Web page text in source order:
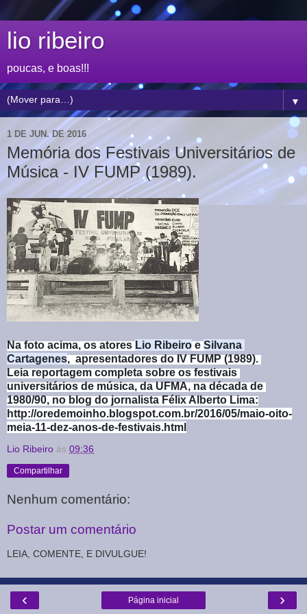
lio ribeiro
poucas, e boas!!!
▼
1 DE JUN. DE 2016
Memória dos Festivais Universitários de
Música - IV FUMP (1989).
Na foto acima, os atores Lio Ribeiro e Silvana
Cartagenes,  apresentadores do IV FUMP (1989).
Leia reportagem completa sobre os festivais
universitários de música, da UFMA, na década de
1980/90, no blog do jornalista Félix Alberto Lima:
http://oredemoinho.blogspot.com.br/2016/05/maio-oito-
meia-11-dez-anos-de-festivais.html
Lio Ribeiro às 09:36
Compartilhar
Nenhum comentário:
Postar um comentário
LEIA, COMENTE, E DIVULGUE!
‹ ›
Página inicial